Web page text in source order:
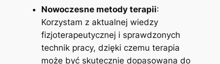
Nowoczesne metody terapii:
Korzystam z aktualnej wiedzy
fizjoterapeutycznej i sprawdzonych
technik pracy, dzięki czemu terapia
może być skutecznie dopasowana do